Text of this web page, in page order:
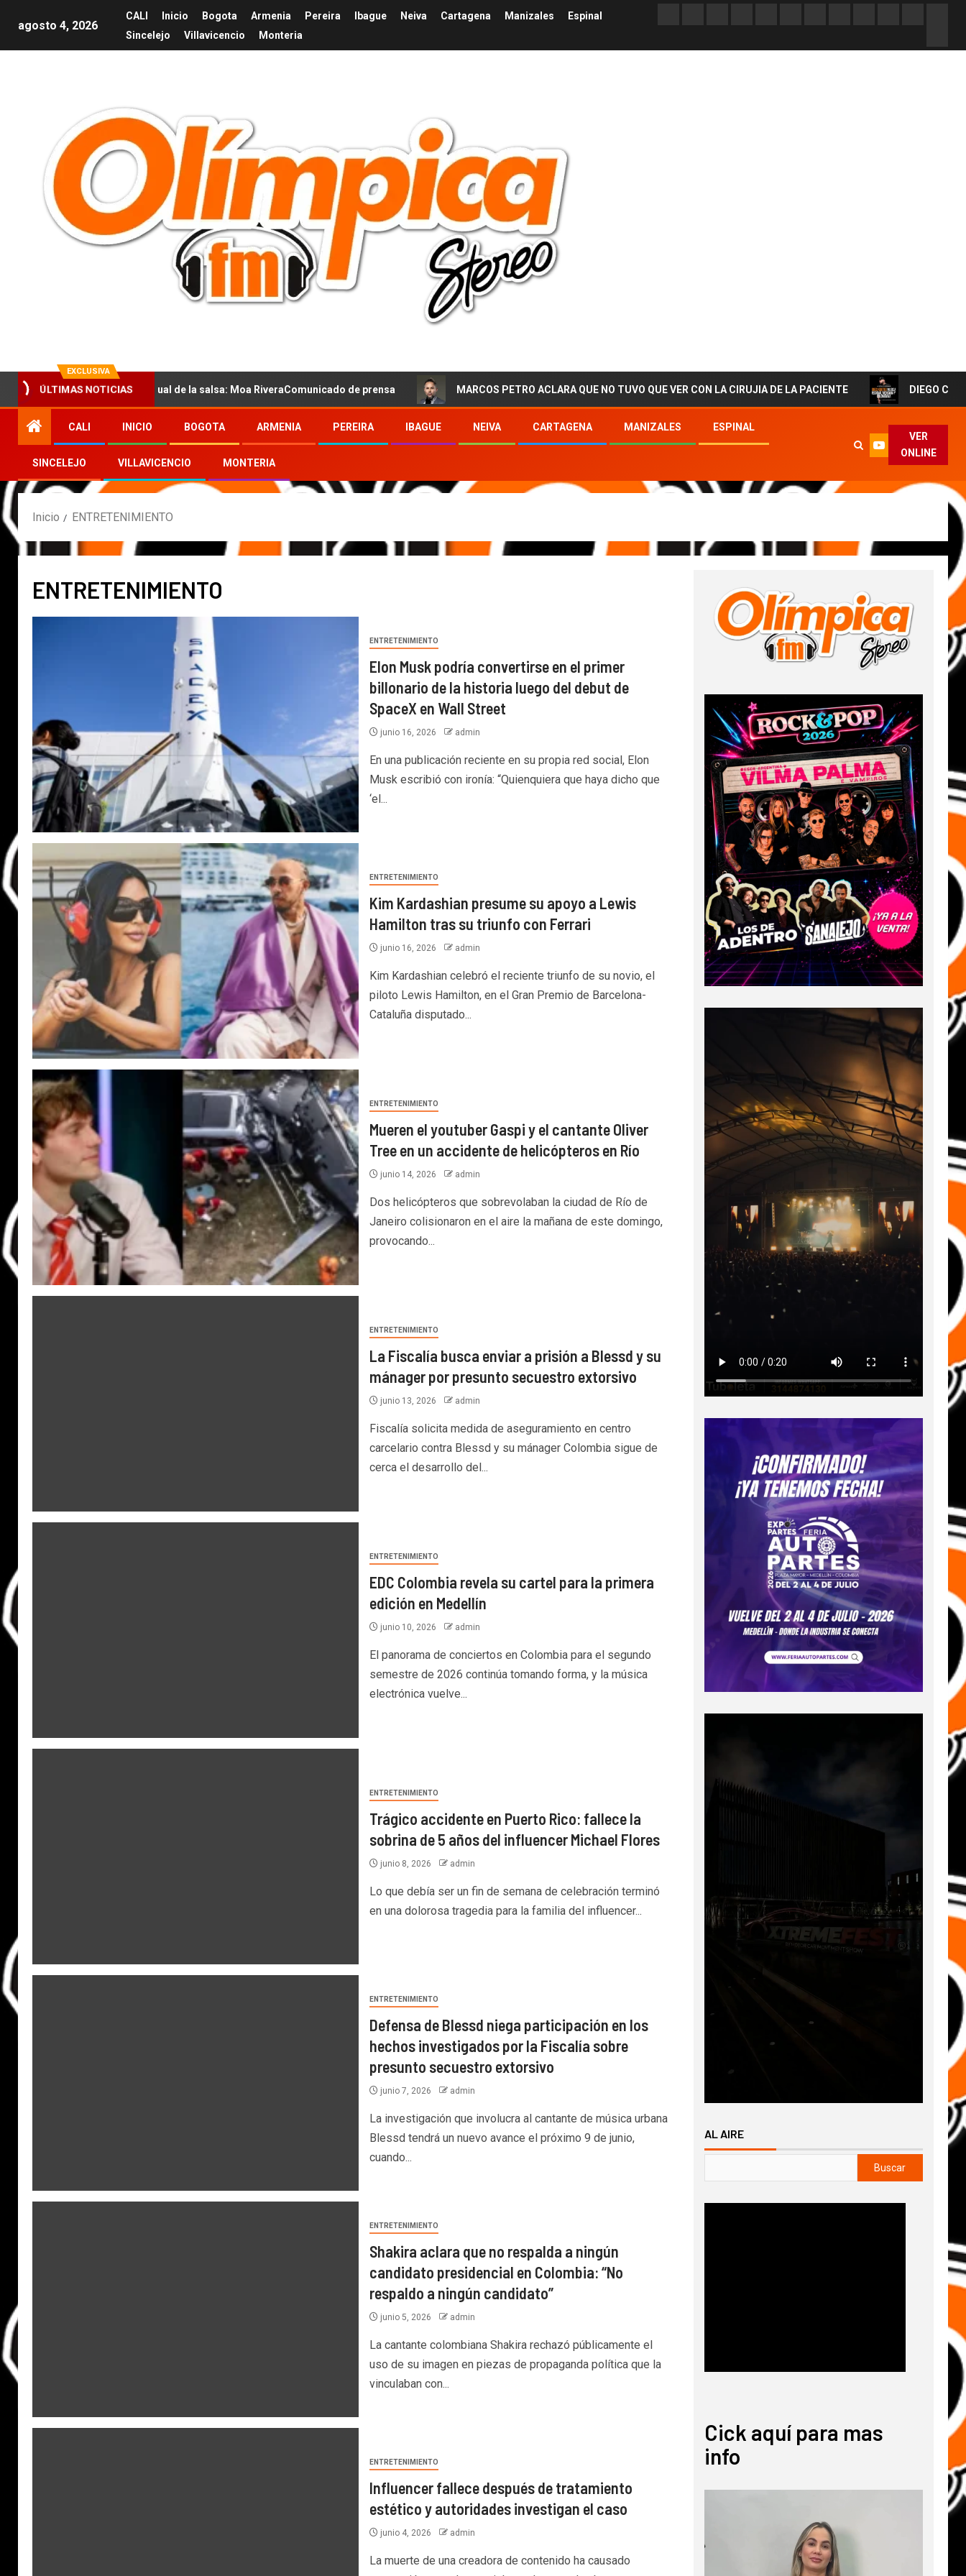
agosto 4, 2026
CALI Inicio Bogota Armenia Pereira Ibague Neiva Cartagena Manizales
Espinal
Sincelejo
Villavicencio Monteria
EXCLUSIVA
ÚLTIMAS NOTICIAS
la nueva voz sensual de la salsa: Moa RiveraComunicado de prensa MARCOS PETRO ACLARA QUE NO TUVO QUE VER CON LA CIRUJIA DE LA PACIENTE DIEGO CORTES El
CALI INICIO BOGOTA ARMENIA PEREIRA IBAGUE NEIVA CARTAGENA MANIZALES ESPINAL
SINCELEJO VILLAVICENCIO MONTERIA
VER
ONLINE
Inicio ENTRETENIMIENTO
ENTRETENIMIENTO
ENTRETENIMIENTO
Elon Musk podría convertirse en el primer
billonario de la historia luego del debut de
SpaceX en Wall Street
junio 16, 2026 admin
En una publicación reciente en su propia red social, Elon
Musk escribió con ironía: “Quienquiera que haya dicho que
‘el...
ENTRETENIMIENTO
Kim Kardashian presume su apoyo a Lewis
Hamilton tras su triunfo con Ferrari
junio 16, 2026 admin
Kim Kardashian celebró el reciente triunfo de su novio, el
piloto Lewis Hamilton, en el Gran Premio de Barcelona-
Cataluña disputado...
ENTRETENIMIENTO
Mueren el youtuber Gaspi y el cantante Oliver
Tree en un accidente de helicópteros en Río
junio 14, 2026 admin
Dos helicópteros que sobrevolaban la ciudad de Río de
Janeiro colisionaron en el aire la mañana de este domingo,
provocando...
ENTRETENIMIENTO
La Fiscalía busca enviar a prisión a Blessd y su
mánager por presunto secuestro extorsivo
junio 13, 2026 admin
Fiscalía solicita medida de aseguramiento en centro
carcelario contra Blessd y su mánager Colombia sigue de
cerca el desarrollo del...
ENTRETENIMIENTO
EDC Colombia revela su cartel para la primera
edición en Medellín
junio 10, 2026 admin
El panorama de conciertos en Colombia para el segundo
semestre de 2026 continúa tomando forma, y la música
electrónica vuelve...
ENTRETENIMIENTO
Trágico accidente en Puerto Rico: fallece la
sobrina de 5 años del influencer Michael Flores
junio 8, 2026 admin
Lo que debía ser un fin de semana de celebración terminó
en una dolorosa tragedia para la familia del influencer...
ENTRETENIMIENTO
Defensa de Blessd niega participación en los
hechos investigados por la Fiscalía sobre
presunto secuestro extorsivo
junio 7, 2026 admin
La investigación que involucra al cantante de música urbana
Blessd tendrá un nuevo avance el próximo 9 de junio,
cuando...
ENTRETENIMIENTO
Shakira aclara que no respalda a ningún
candidato presidencial en Colombia: “No
respaldo a ningún candidato”
junio 5, 2026 admin
La cantante colombiana Shakira rechazó públicamente el
uso de su imagen en piezas de propaganda política que la
vinculaban con...
ENTRETENIMIENTO
Influencer fallece después de tratamiento
estético y autoridades investigan el caso
junio 4, 2026 admin
La muerte de una creadora de contenido ha causado
AL AIRE
Buscar
Cick aquí para mas
info